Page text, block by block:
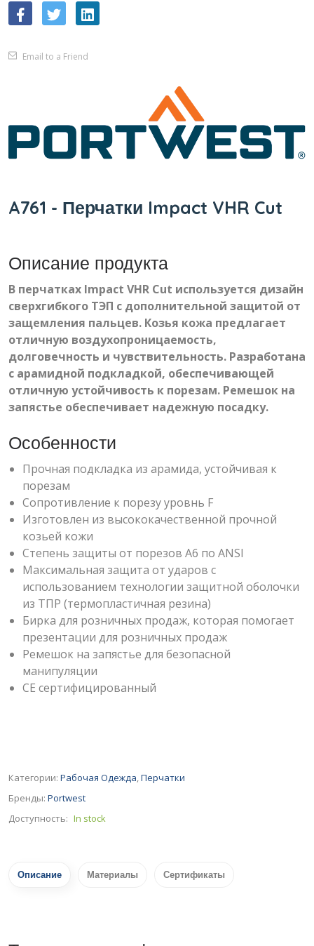
Email to a Friend
A761 - Перчатки Impact VHR Cut
Описание продукта
В перчатках Impact VHR Cut используется дизайн
сверхгибкого ТЭП с дополнительной защитой от
защемления пальцев. Козья кожа предлагает
отличную воздухопроницаемость,
долговечность и чувствительность. Разработана
с арамидной подкладкой, обеспечивающей
отличную устойчивость к порезам. Ремешок на
запястье обеспечивает надежную посадку.
Особенности
Прочная подкладка из арамида, устойчивая к
порезам
Сопротивление к порезу уровнь F
Изготовлен из высококачественной прочной
козьей кожи
Степень защиты от порезов А6 по ANSI
Максимальная защита от ударов с
использованием технологии защитной оболочки
из ТПР (термопластичная резина)
Бирка для розничных продаж, которая помогает
презентации для розничных продаж
Ремешок на запястье для безопасной
манипуляции
CE сертифицированный
Категории: Рабочая Одежда,Перчатки
Бренды: Portwest
Доступность: In stock
Описание Материалы Сертификаты